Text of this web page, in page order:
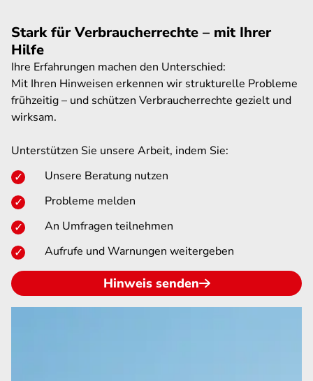
Stark für Verbraucherrechte – mit Ihrer
Hilfe
Ihre Erfahrungen machen den Unterschied:
Mit Ihren Hinweisen erkennen wir strukturelle Probleme
frühzeitig – und schützen Verbraucherrechte gezielt und
wirksam.
Unterstützen Sie unsere Arbeit, indem Sie:
Unsere Beratung nutzen
Probleme melden
An Umfragen teilnehmen
Aufrufe und Warnungen weitergeben
Hinweis senden